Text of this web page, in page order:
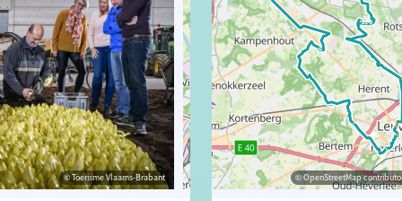
© Toerisme Vlaams-Brabant © OpenStreetMap contributors,
© Toerisme Vlaams-Brabant © OpenStreetMap